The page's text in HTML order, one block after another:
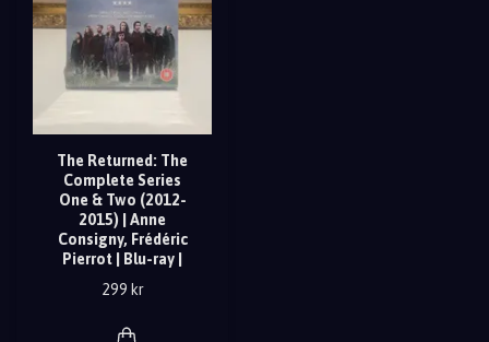
The Returned: The
Complete Series
One & Two (2012-
2015) | Anne
Consigny, Frédéric
Pierrot | Blu-ray |
299 kr